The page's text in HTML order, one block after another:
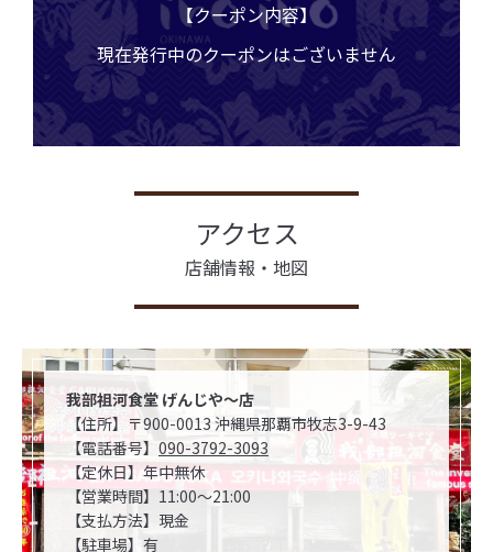
【クーポン内容】
現在発行中のクーポンはございません
アクセス
店舗情報・地図
我部祖河食堂 げんじや～店
【住所】〒900-0013 沖縄県那覇市牧志3-9-43
【電話番号】 090-3792-3093
【定休日】年中無休
【営業時間】11:00～21:00
【支払方法】現金
【駐車場】有